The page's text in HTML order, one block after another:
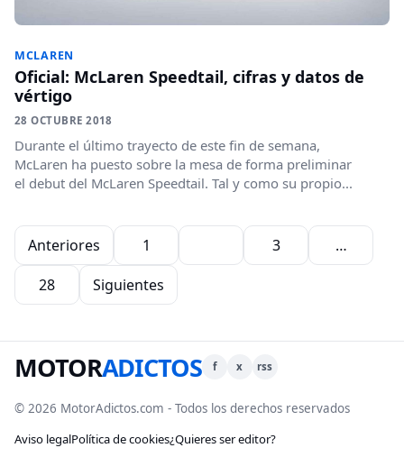
MCLAREN
Oficial: McLaren Speedtail, cifras y datos de
vértigo
28 OCTUBRE 2018
Durante el último trayecto de este fin de semana,
McLaren ha puesto sobre la mesa de forma preliminar
el debut del McLaren Speedtail. Tal y como su propio...
Paginación de entradas
Anteriores 1 3
…
28
Siguientes
MOTORADICTOS f x rss
© 2026 MotorAdictos.com - Todos los derechos reservados
Aviso legalPolítica de cookies¿Quieres ser editor?